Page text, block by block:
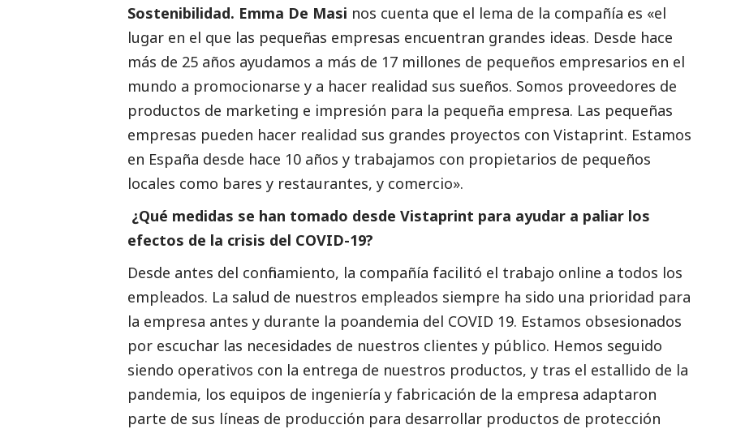
Sostenibilidad. Emma De Masi nos cuenta que el lema de la compañía es «el
lugar en el que las pequeñas empresas encuentran grandes ideas. Desde hace
más de 25 años ayudamos a más de 17 millones de pequeños empresarios en el
mundo a promocionarse y a hacer realidad sus sueños. Somos proveedores de
productos de marketing e impresión para la pequeña empresa. Las pequeñas
empresas pueden hacer realidad sus grandes proyectos con Vistaprint. Estamos
en España desde hace 10 años y trabajamos con propietarios de pequeños
locales como bares y restaurantes, y comercio».
¿Qué medidas se han tomado desde Vistaprint para ayudar a paliar los
efectos de la crisis del COVID-19?
Desde antes del confinamiento, la compañía facilitó el trabajo online a todos los
empleados. La salud de nuestros empleados siempre ha sido una prioridad para
la empresa antes y durante la poandemia del COVID 19. Estamos obsesionados
por escuchar las necesidades de nuestros clientes y público. Hemos seguido
siendo operativos con la entrega de nuestros productos, y tras el estallido de la
pandemia, los equipos de ingeniería y fabricación de la empresa adaptaron
parte de sus líneas de producción para desarrollar productos de protección